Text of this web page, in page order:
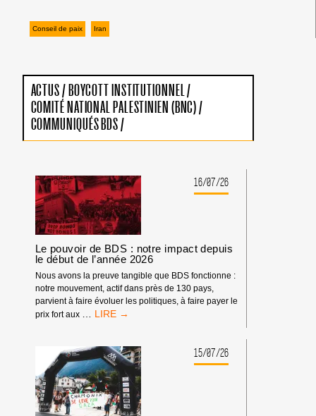
Conseil de paix Iran
ACTUS/ BOYCOTT INSTITUTIONNEL/
COMITÉ NATIONAL PALESTINIEN (BNC)/
COMMUNIQUÉS BDS/
16/07/26
Le pouvoir de BDS : notre impact depuis
le début de l’année 2026
Nous avons la preuve tangible que BDS fonctionne :
notre mouvement, actif dans près de 130 pays,
parvient à faire évoluer les politiques, à faire payer le
prix fort aux … LE
BDS
:
NOTRE
IMPACT
DEPUIS
15/07/26